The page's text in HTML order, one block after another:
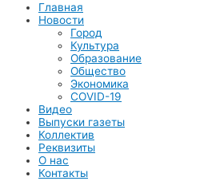
Главная
Новости
Город
Культура
Образование
Общество
Экономика
COVID-19
Видео
Выпуски газеты
Коллектив
Реквизиты
О нас
Контакты